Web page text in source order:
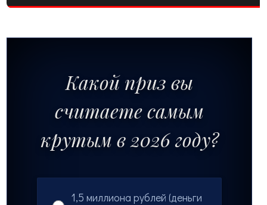
Какой приз вы
считаете самым
крутым в 2026 году?
1,5 миллиона рублей (деньги